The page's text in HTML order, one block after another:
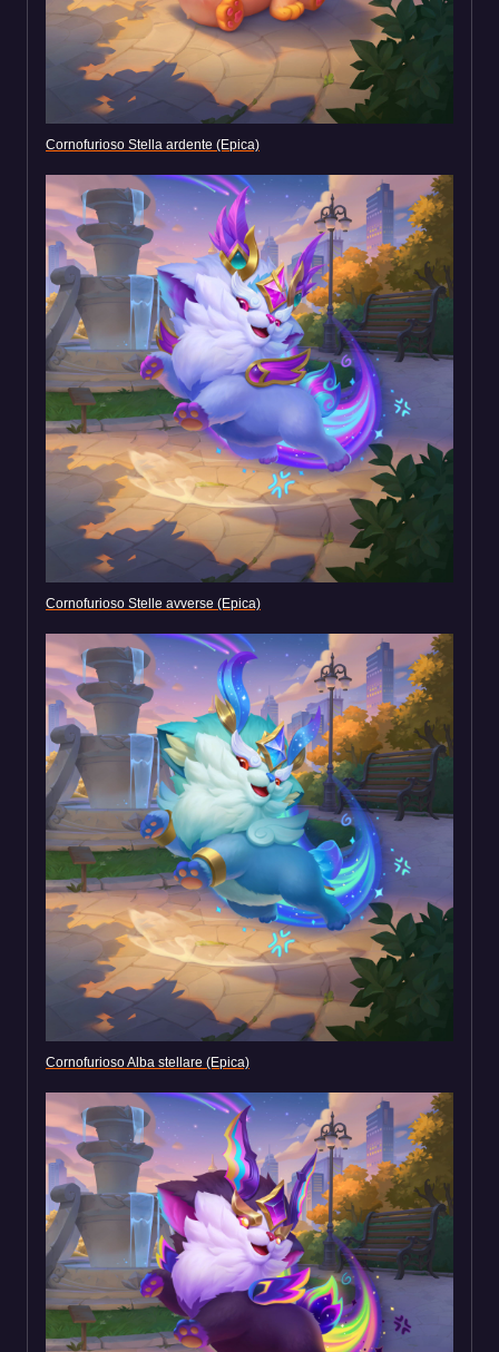
Cornofurioso Stella ardente (Epica)
Cornofurioso Stelle avverse (Epica)
Cornofurioso Alba stellare (Epica)